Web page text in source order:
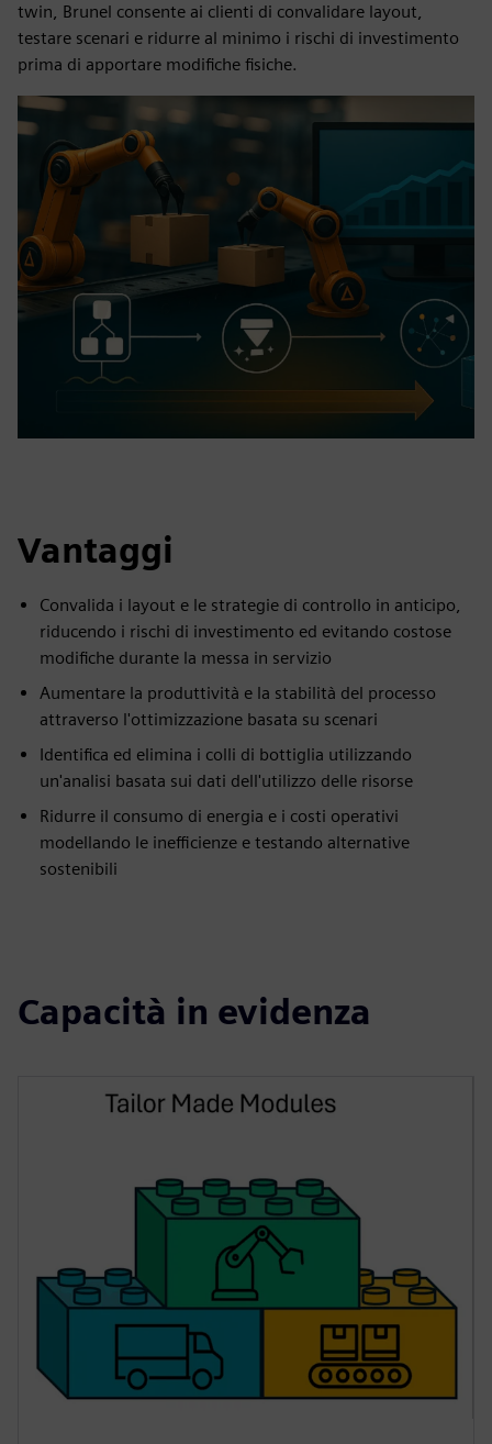
twin, Brunel consente ai clienti di convalidare layout,
testare scenari e ridurre al minimo i rischi di investimento
prima di apportare modifiche fisiche.
Vantaggi
Convalida i layout e le strategie di controllo in anticipo,
riducendo i rischi di investimento ed evitando costose
modifiche durante la messa in servizio
Aumentare la produttività e la stabilità del processo
attraverso l'ottimizzazione basata su scenari
Identifica ed elimina i colli di bottiglia utilizzando
un'analisi basata sui dati dell'utilizzo delle risorse
Ridurre il consumo di energia e i costi operativi
modellando le inefficienze e testando alternative
sostenibili
Capacità in evidenza